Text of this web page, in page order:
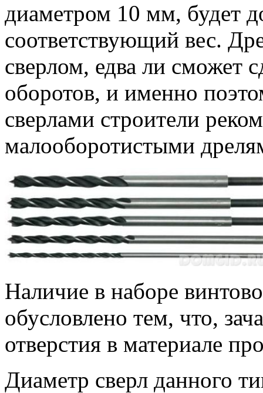
диаметром 10 мм, будет
соответствующий вес.
сверлом, едва ли сможет
оборотов, и именно
сверлами строители
малооборотистыми
Наличие в наборе
обусловлено тем, что,
отверстия в материале
Диаметр сверл данного